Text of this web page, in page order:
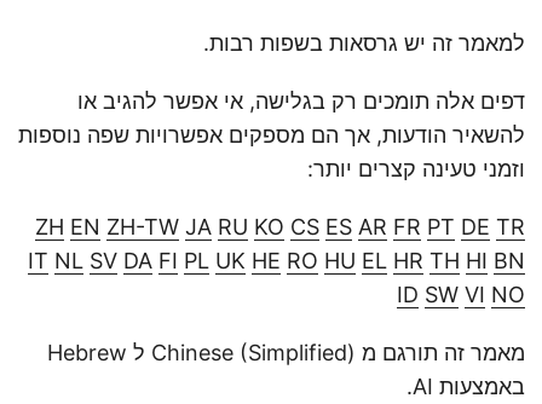
למאמר זה יש גרסאות בשפות רבות.
דפים אלה תומכים רק בגלישה, אי אפשר להגיב או
להשאיר הודעות, אך הם מספקים אפשרויות שפה נוספות
וזמני טעינה קצרים יותר:
ZH EN ZH-TW JA RU KO CS ES AR FR PT DE TR
IT NL SV DA FI PL UK HE RO HU EL HR TH HI BN
ID SW VI NO
מאמר זה תורגם מ Chinese (Simplified) ל Hebrew
באמצעות AI.